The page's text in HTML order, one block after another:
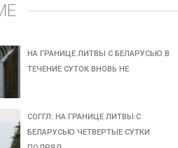
НА ГРАНИЦЕ ЛИТВЫ С БЕЛАРУСЬЮ В
ТЕЧЕНИЕ СУТОК ВНОВЬ НЕ
СОГГЛ: НА ГРАНИЦЕ ЛИТВЫ С
БЕЛАРУСЬЮ ЧЕТВЕРТЫЕ СУТКИ